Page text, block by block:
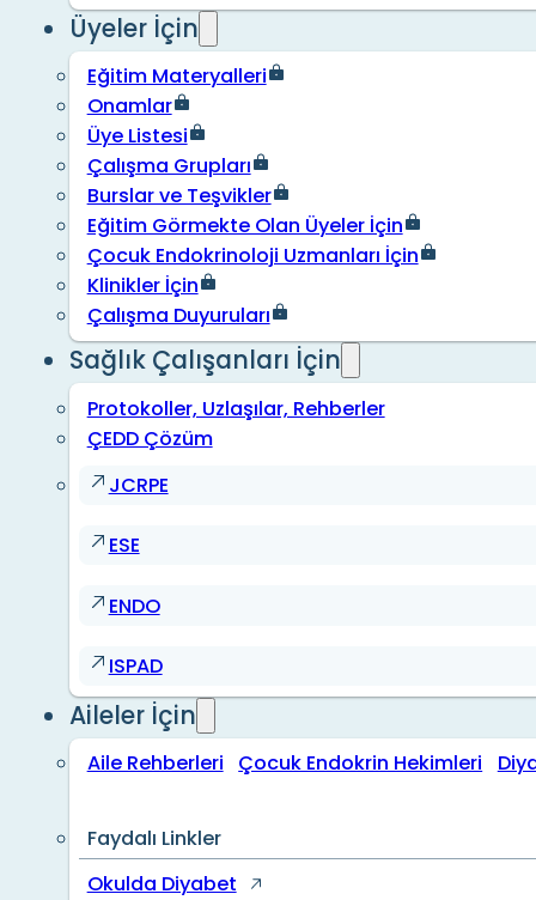
Üyeler İçin
Eğitim Materyalleri
Onamlar
Üye Listesi
Çalışma Grupları
Burslar ve Teşvikler
Eğitim Görmekte Olan Üyeler İçin
Çocuk Endokrinoloji Uzmanları İçin
Klinikler İçin
Çalışma Duyuruları
Sağlık Çalışanları İçin
Protokoller, Uzlaşılar, Rehberler
ÇEDD Çözüm
JCRPE
ESE
ENDO
ISPAD
Aileler İçin
Aile Rehberleri Çocuk Endokrin Hekimleri
Faydalı Linkler
Okulda Diyabet